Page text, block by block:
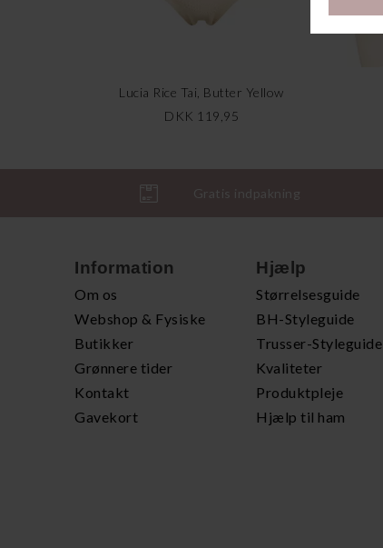
Lucia Rice Tai, Butter Yellow
DKK 119,95
Gratis indpakning
Information
Om os
Webshop & Fysiske
Butikker
Grønnere tider
Kontakt
Gavekort
Hjælp
Størrelsesguide
BH-Styleguide
Trusser-Styleguide
Kvaliteter
Produktpleje
Hjælp til ham